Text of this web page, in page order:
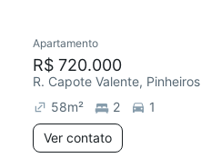
Apartamento
R$ 720.000
R. Capote Valente, Pinheiros
58m² 2
1
Ver contato